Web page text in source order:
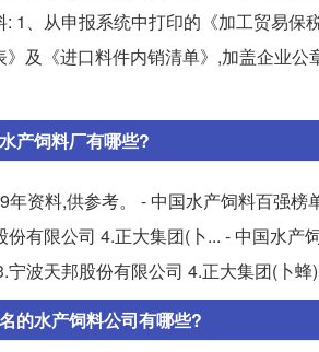
: 1、从申报系统中打印的《加工贸易
》及《进口料件内销清单》,加盖企业
产饲料厂有哪些?
年资料,供参考。 - 中国水产饲料百强
份有限公司 4.正大集团(卜... - 中国水
宁波天邦股份有限公司 4.正大集团(卜蜂
的水产饲料公司有哪些?